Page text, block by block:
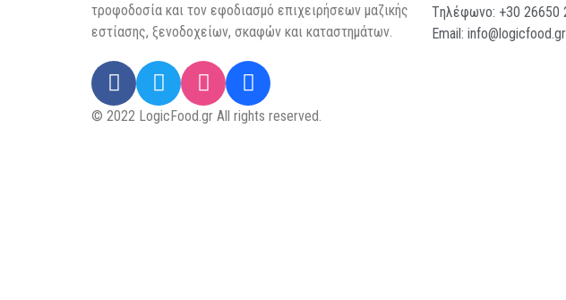
τροφοδοσία και τον εφοδιασμό επιχειρήσεων µαζικής
εστίασης, ξενοδοχείων, σκαφών και καταστημάτων.
Tηλέφωνο: +30 26650
Email: info@logicfood.gr
© 2022 LogicFood.gr All rights reserved.